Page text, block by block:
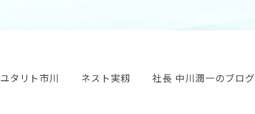
ユタリト市川 ネスト実籾 社長 中川潤一のブログ